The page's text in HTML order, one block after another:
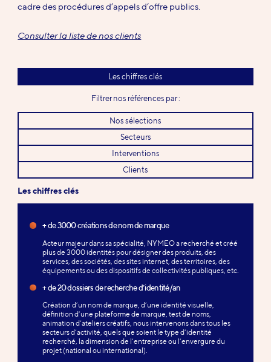
cadre des procédures d’appels d’offre publics.
Consulter la liste de nos clients
Les chiffres clés
Filtrer nos références par :
Nos sélections
Secteurs
Interventions
Clients
Les chiffres clés
+ de 3000 créations de nom de marque
Acteur majeur dans sa spécialité, NYMEO a recherché et créé
plus de 3000 identités pour désigner des produits, des
services, des sociétés, des sites internet, des territoires, des
équipements ou des dispositifs de collectivités publiques, etc.
+ de 20 dossiers de recherche d’identité/an
Création d’un nom de marque, d’une identité visuelle,
définition d’une plateforme de marque, test de noms,
animation d’ateliers créatifs, nous intervenons dans tous les
secteurs d’activité, quels que soient le type d’identité
recherché, la dimension de l’entreprise ou l’envergure du
projet (national ou international).